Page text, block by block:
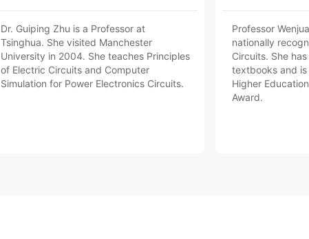
Dr. Guiping Zhu is a Professor at
Tsinghua. She visited Manchester
University in 2004. She teaches Principles
of Electric Circuits and Computer
Simulation for Power Electronics Circuits.
Professor
nationally
Circuits. She
textbooks and
Higher
Award.